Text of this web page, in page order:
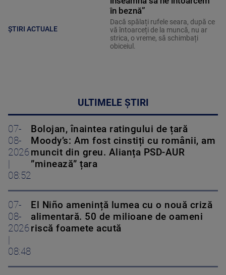
ȘTIRI ACTUALE
în beznă”
Dacă spălați rufele seara, după ce
vă întoarceți de la muncă, nu ar
strica, o vreme, să schimbați
obiceiul.
ULTIMELE ȘTIRI
07-
08-
2026
08:52
Bolojan, înaintea ratingului de țară
Moody’s: Am fost cinstiți cu românii, am
muncit din greu. Alianța PSD-AUR
”minează” țara
07-
08-
2026
08:48
El Niño amenință lumea cu o nouă criză
alimentară. 50 de milioane de oameni
riscă foamete acută